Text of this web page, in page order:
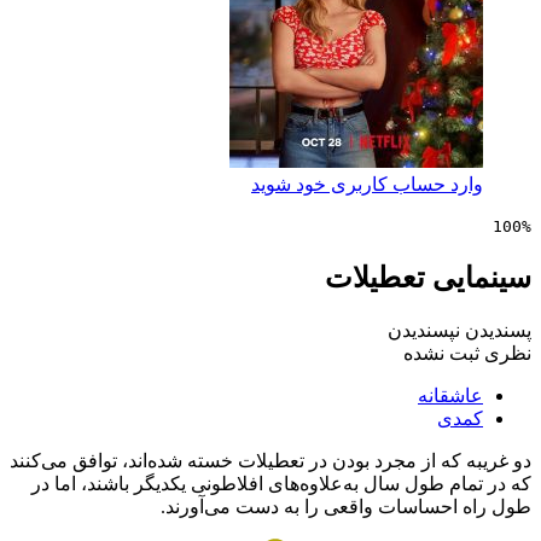
حساب کاربری خود شوید
تعطیلات
نشده
از مجرد بودن در تعطیلات خسته شده‌اند، توافق می‌کنند
طول سال به‌علاوه‌های افلاطونی یکدیگر باشند، اما در
واقعی را به دست می‌آورند.